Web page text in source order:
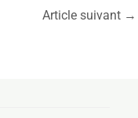
Article suivant →